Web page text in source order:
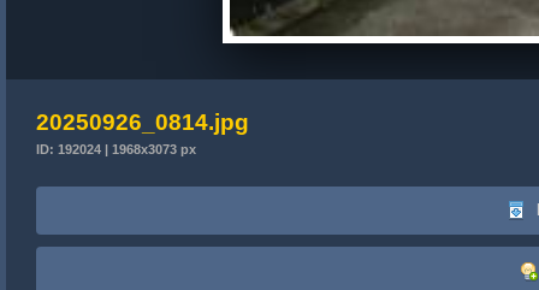
20250926_0814.jpg
ID: 192024 | 1968x3073 px